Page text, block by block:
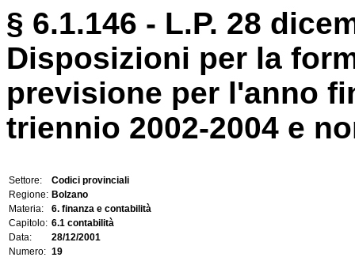
§ 6.1.146 - L.P. 28
Disposizioni per la
previsione per l'anno
triennio 2002-2004 e
Settore:
Codici provinciali
Regione: Bolzano
Materia:
6. finanza e contabilità
Capitolo: 6.1 contabilità
Data:
28/12/2001
Numero: 19